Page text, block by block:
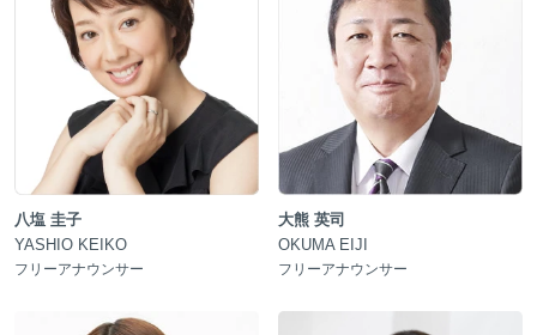
八塩 圭子
YASHIO KEIKO
フリーアナウンサー
大熊 英司
OKUMA EIJI
フリーアナウンサー